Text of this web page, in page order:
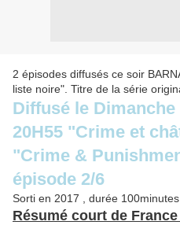
2 épisodes diffusés ce soir
liste noire". Titre de la série
Diffusé le Dimanche
20H55 "Crime et
"Crime &
épisode 2/6
Sorti en 2017 , durée 100minutes
Résumé court de